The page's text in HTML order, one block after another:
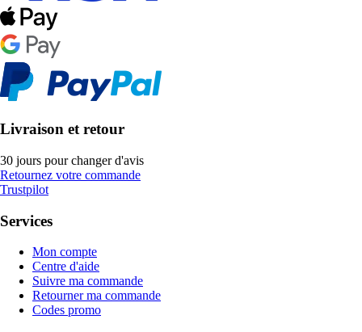
Livraison et retour
30 jours pour changer d'avis
Retournez votre commande
Trustpilot
Services
Mon compte
Centre d'aide
Suivre ma commande
Retourner ma commande
Codes promo